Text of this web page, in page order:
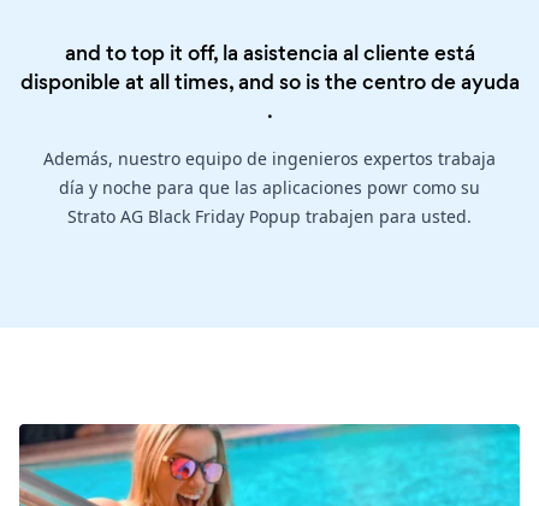
and to top it off, la asistencia al cliente está
disponible at all times, and so is thecentro de ayuda
.
Además, nuestro equipo de ingenieros expertos trabaja
día y noche para que las aplicaciones powr como su
Strato AG Black Friday Popup trabajen para usted.